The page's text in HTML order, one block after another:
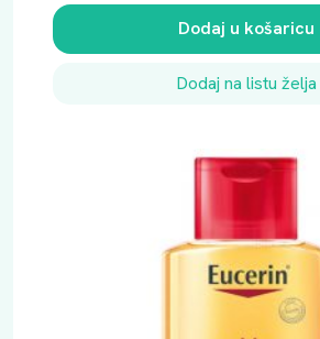
Dodaj u košaricu
Dodaj na listu želja